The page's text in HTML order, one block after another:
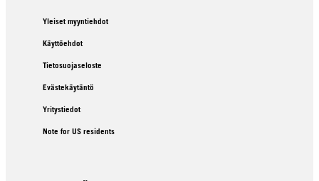
Yleiset myyntiehdot
Käyttöehdot
Tietosuojaseloste
Evästekäytäntö
Yritystiedot
Note for US residents